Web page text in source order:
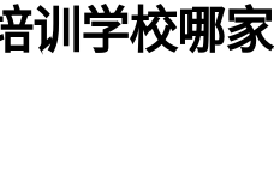
训学校哪